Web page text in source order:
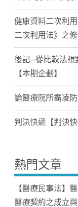
健康資料二次利
二次利用法》之
後記─從比較法視
【本期企劃】
論醫療院所霸凌
判決快遞【判決快
熱門文章
【醫療民事法】
醫療契約之成立